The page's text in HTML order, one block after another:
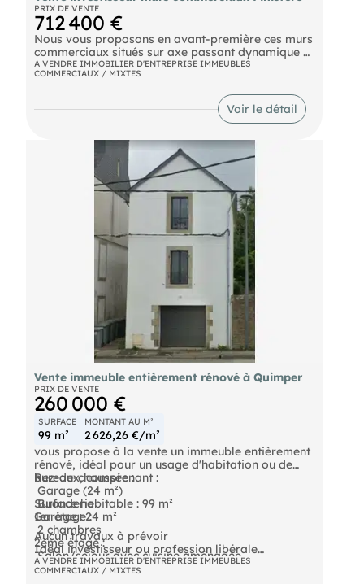
PRIX DE VENTE
712 400 €
Nous vous proposons en avant-première ces murs
commerciaux situés sur axe passant dynamique et
en pleine transformation , proche d'une ville
incontournable du Finistère (29). Le bâtiment
récent propose quatre cellules commerciales, le
tout sur un terrain d'environ 4 000 m2, avec 100
m2 constructibles de disponible, pour une
A VENDRE IMMOBILIER D'ENTREPRISE IMMEUBLES
COMMERCIAUX / MIXTES
Voir le détail
Vente immeuble entièrement rénové à Quimper
PRIX DE VENTE
260 000 €
SURFACE
99 m²
MONTANT AU M²
2 626,26 €/m²
vous propose à la vente un immeuble entièrement
rénové, idéal pour un usage d'habitation ou de
bureaux, comprenant :
Rez-de-chaussée :
 Garage (24 m²)
 Buanderie
1er étage :
 2 chambres
2ème étage :
 Salon/séjour avec cuisine aménagée
 Salle à manger (pouvant faire office de 3e
Surface habitable : 99 m²
Garage : 24 m²
Aucun travaux à prévoir
Idéal investisseur ou profession libérale
DPE En cours
A VENDRE IMMOBILIER D'ENTREPRISE IMMEUBLES
COMMERCIAUX / MIXTES